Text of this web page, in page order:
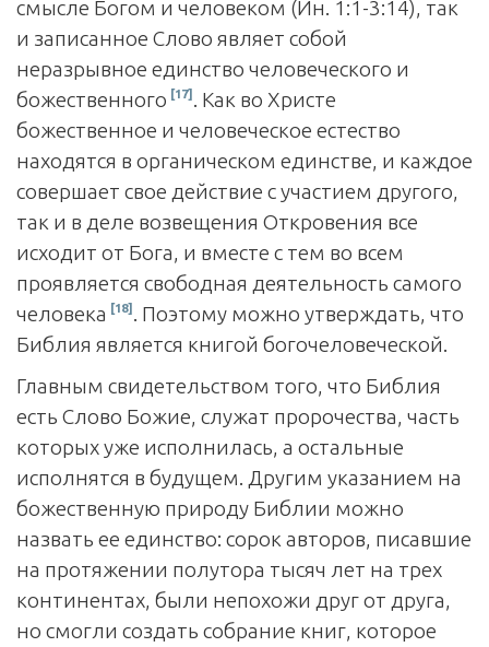
смысле Богом и человеком (Ин. 1:1-3:14), так
и записанное Слово являет собой
неразрывное единство человеческого и
божественного [17] . Как во Христе
божественное и человеческое естество
находятся в органическом единстве, и каждое
совершает свое действие с участием другого,
так и в деле возвещения Откровения все
исходит от Бога, и вместе с тем во всем
проявляется свободная деятельность самого
человека [18] . Поэтому можно утверждать, что
Библия является книгой богочеловеческой.
Главным свидетельством того, что Библия
есть Слово Божие, служат пророчества, часть
которых уже исполнилась, а остальные
исполнятся в будущем. Другим указанием на
божественную природу Библии можно
назвать ее единство: сорок авторов, писавшие
на протяжении полутора тысяч лет на трех
континентах, были непохожи друг от друга,
но смогли создать собрание книг, которое